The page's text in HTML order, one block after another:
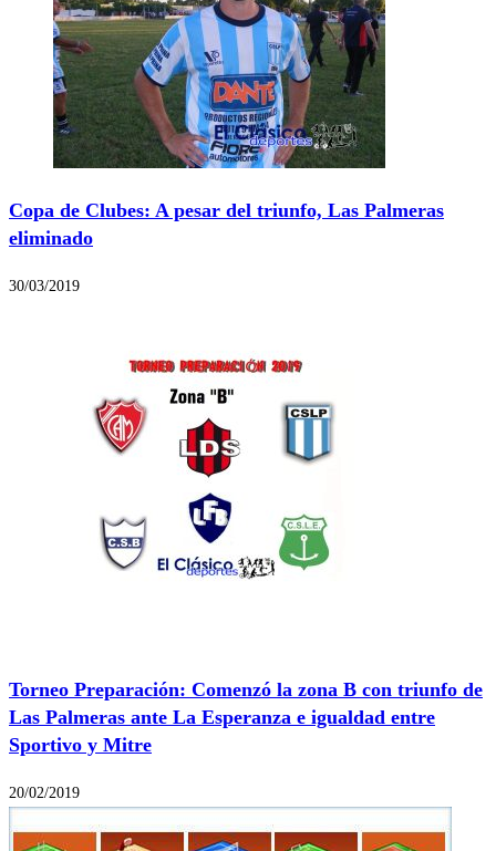
Copa de Clubes: A pesar del triunfo, Las Palmeras
eliminado
30/03/2019
Torneo Preparación: Comenzó la zona B con triunfo de
Las Palmeras ante La Esperanza e igualdad entre
Sportivo y Mitre
20/02/2019